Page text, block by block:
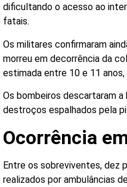
dificultando o acesso ao
fatais.
Os militares confirmaram
morreu em decorrência da
estimada entre 10 e 11
Os bombeiros descartaram
destroços espalhados pela
Ocorrência
Entre os sobreviventes, dez
realizados por ambulâncias